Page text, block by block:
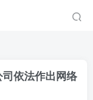
依法作出网络